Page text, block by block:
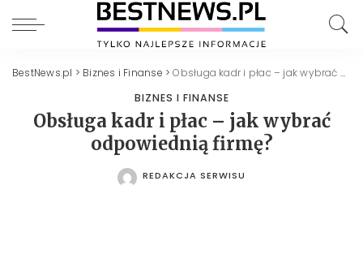
BestNews.pl > Biznes i Finanse >Obsługa kadr i płac – jak wybrać odpowiednią firmę?
BIZNES I FINANSE
Obsługa kadr i płac – jak wybrać
odpowiednią firmę?
POSTED
REDAKCJA SERWISU